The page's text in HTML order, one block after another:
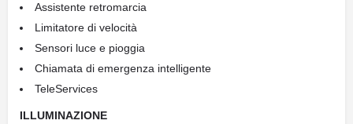
Assistente retromarcia
Limitatore di velocità
Sensori luce e pioggia
Chiamata di emergenza intelligente
TeleServices
ILLUMINAZIONE